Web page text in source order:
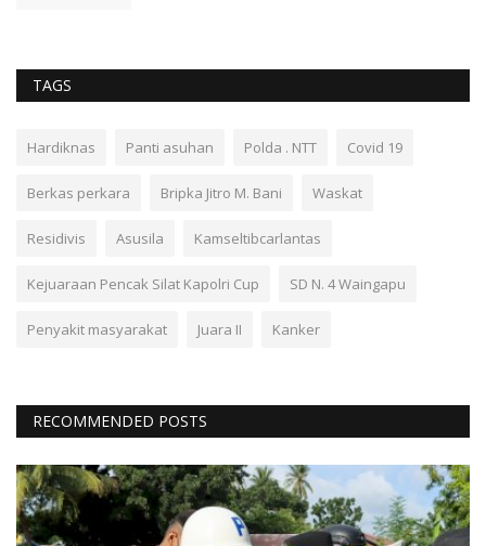
TAGS
Hardiknas Panti asuhan Polda . NTT Covid 19
Berkas perkara Bripka Jitro M. Bani Waskat
Residivis Asusila Kamseltibcarlantas
Kejuaraan Pencak Silat Kapolri Cup SD N. 4 Waingapu
Penyakit masyarakat Juara II Kanker
RECOMMENDED POSTS